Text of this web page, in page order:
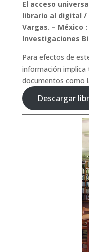
El acceso
librario al digital /
Vargas. – México
Investigaciones
Para efectos de
información
documentos como
Descargar